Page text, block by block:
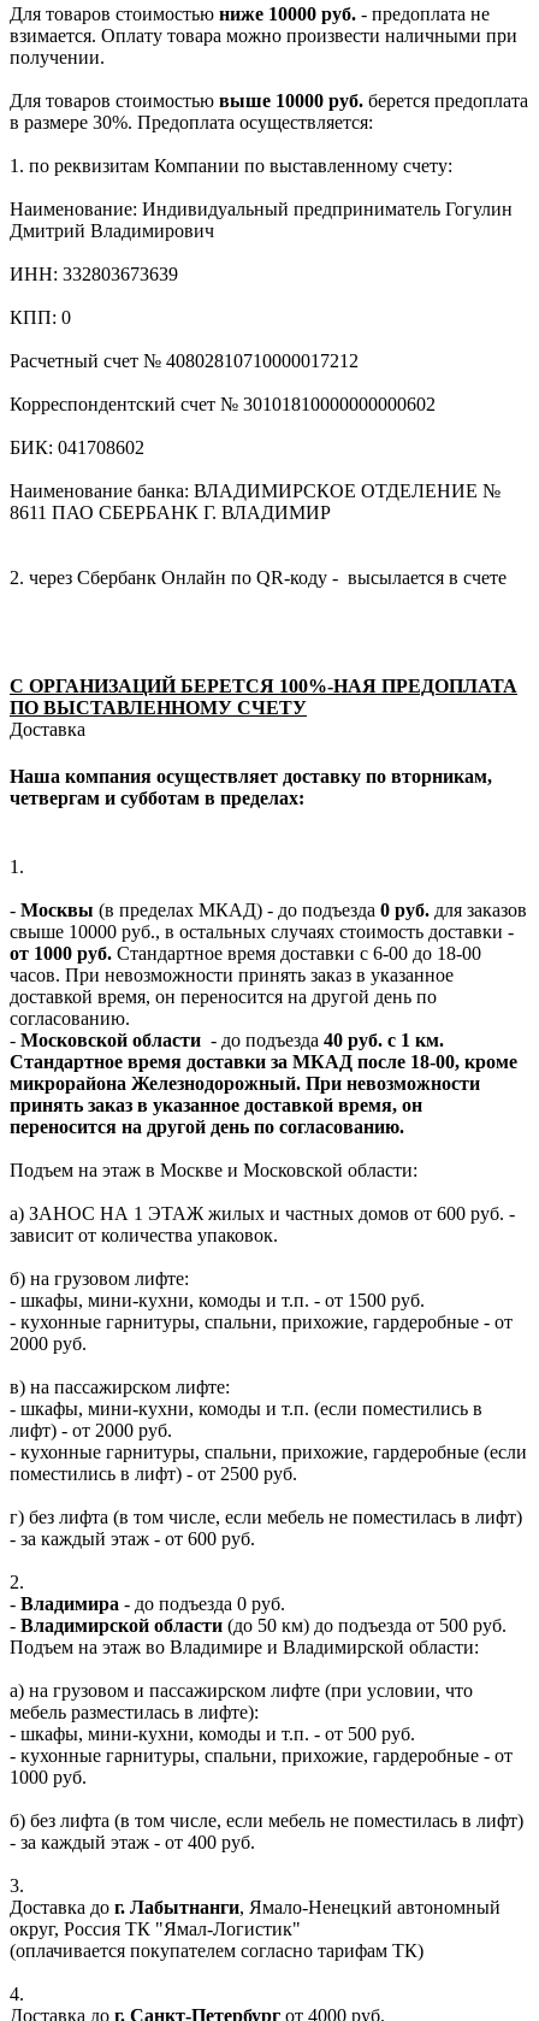
Для товаров стоимостью ниже 10000 руб. - предоплата не
взимается. Оплату товара можно произвести наличными при
получении.
Для товаров стоимостью выше 10000 руб. берется предоплата
в размере 30%. Предоплата осуществляется:
1. по реквизитам Компании по выставленному счету:
Наименование: Индивидуальный предприниматель Гогулин
Дмитрий Владимирович
ИНН: 332803673639
КПП: 0
Расчетный счет № 40802810710000017212
Корреспондентский счет № 30101810000000000602
БИК: 041708602
Наименование банка: ВЛАДИМИРСКОЕ ОТДЕЛЕНИЕ №
8611 ПАО СБЕРБАНК Г. ВЛАДИМИР
2. через Сбербанк Онлайн по QR-коду - высылается в счете
С ОРГАНИЗАЦИЙ БЕРЕТСЯ 100%-НАЯ ПРЕДОПЛАТА
ПО ВЫСТАВЛЕННОМУ СЧЕТУ
Доставка
Наша компания осуществляет доставку по вторникам,
четвергам и субботам в пределах:
1.
- Москвы (в пределах МКАД) - до подъезда 0 руб. для заказов
свыше 10000 руб., в остальных случаях стоимость доставки -
от 1000 руб. Стандартное время доставки с 6-00 до 18-00
часов. При невозможности принять заказ в указанное
доставкой время, он переносится на другой день по
согласованию.
- Московской области - до подъезда 40 руб. с 1 км.
Стандартное время доставки за МКАД после 18-00, кроме
микрорайона Железнодорожный. При невозможности
принять заказ в указанное доставкой время, он
переносится на другой день по согласованию.
Подъем на этаж в Москве и Московской области:
а) ЗАНОС НА 1 ЭТАЖ жилых и частных домов от 600 руб. -
зависит от количества упаковок.
б) на грузовом лифте:
- шкафы, мини-кухни, комоды и т.п. - от 1500 руб.
- кухонные гарнитуры, спальни, прихожие, гардеробные - от
2000 руб.
в) на пассажирском лифте:
- шкафы, мини-кухни, комоды и т.п. (если поместились в
лифт) - от 2000 руб.
- кухонные гарнитуры, спальни, прихожие, гардеробные (если
поместились в лифт) - от 2500 руб.
г) без лифта (в том числе, если мебель не поместилась в лифт)
- за каждый этаж - от 600 руб.
2.
- Владимира - до подъезда 0 руб.
- Владимирской области (до 50 км) до подъезда от 500 руб.
Подъем на этаж во Владимире и Владимирской области:
а) на грузовом и пассажирском лифте (при условии, что
мебель разместилась в лифте):
- шкафы, мини-кухни, комоды и т.п. - от 500 руб.
- кухонные гарнитуры, спальни, прихожие, гардеробные - от
1000 руб.
б) без лифта (в том числе, если мебель не поместилась в лифт)
- за каждый этаж - от 400 руб.
3.
Доставка до г. Лабытнанги, Ямало-Ненецкий автономный
округ, Россия ТК "Ямал-Логистик"
(оплачивается покупателем согласно тарифам ТК)
4.
Доставка до г. Санкт-Петербург от 4000 руб.